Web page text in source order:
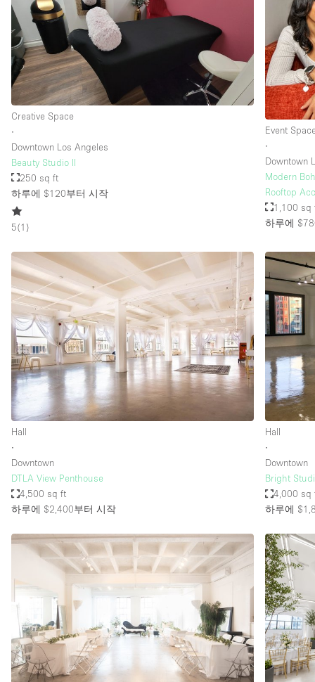
Creative Space
∙
Downtown Los Angeles
Beauty Studio II
250 sq ft
하루에 $120부터 시작
5(1 )
Event
∙
Downtown
Modern
Rooftop
1,100 sq
하루에
Hall
∙
Downtown
DTLA View Penthouse
4,500 sq ft
하루에 $2,400부터 시작
Hall
∙
Downtown
Bright
4,000 sq
하루에